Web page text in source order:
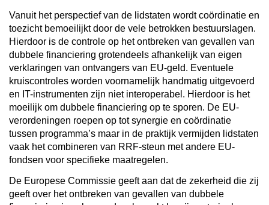
Vanuit het perspectief van de lidstaten wordt coördinatie en
toezicht bemoeilijkt door de vele betrokken bestuurslagen.
Hierdoor is de controle op het ontbreken van gevallen van
dubbele financiering grotendeels afhankelijk van eigen
verklaringen van ontvangers van EU-geld. Eventuele
kruiscontroles worden voornamelijk handmatig uitgevoerd
en IT-instrumenten zijn niet interoperabel. Hierdoor is het
moeilijk om dubbele financiering op te sporen. De EU-
verordeningen roepen op tot synergie en coördinatie
tussen programma’s maar in de praktijk vermijden lidstaten
vaak het combineren van RRF-steun met andere EU-
fondsen voor specifieke maatregelen.
De Europese Commissie geeft aan dat de zekerheid die zij
geeft over het ontbreken van gevallen van dubbele